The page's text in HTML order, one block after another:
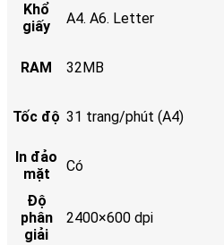
Khổ
giấy
A4. A6. Letter
RAM 32MB
Tốc độ 31 trang/phút (A4)
In đảo
mặt
Có
Độ
phân
giải
2400×600 dpi